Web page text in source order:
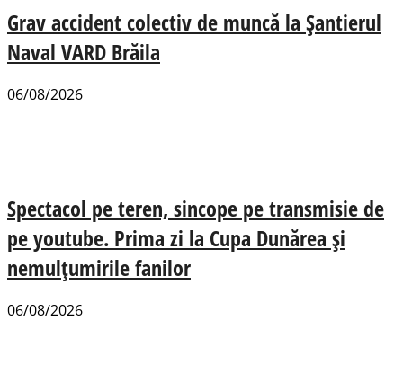
Grav accident colectiv de muncă la Șantierul
Naval VARD Brăila
06/08/2026
Spectacol pe teren, sincope pe transmisie de
pe youtube. Prima zi la Cupa Dunărea și
nemulțumirile fanilor
06/08/2026